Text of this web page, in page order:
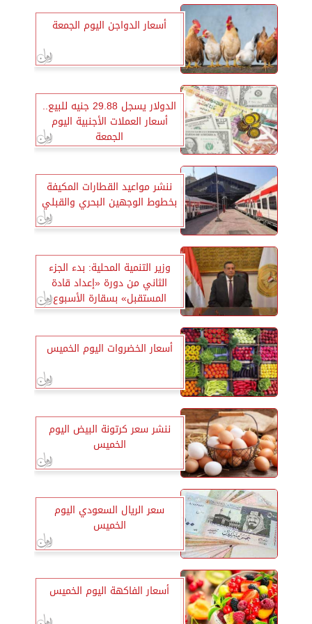
أسعار الدواجن اليوم الجمعة
الدولار يسجل 29.88 جنيه للبيع..
أسعار العملات الأجنبية اليوم
الجمعة
ننشر مواعيد القطارات المكيفة
بخطوط الوجهين البحري والقبلي
وزير التنمية المحلية: بدء الجزء
الثاني من دورة «إعداد قادة
المستقبل» بسقارة الأسبوع
المقبل
أسعار الخضروات اليوم الخميس
ننشر سعر كرتونة البيض اليوم
الخميس
سعر الريال السعودي اليوم
الخميس
أسعار الفاكهة اليوم الخميس